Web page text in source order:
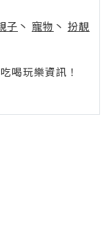
子 丶 寵物 丶 扮靚
喝玩樂資訊！